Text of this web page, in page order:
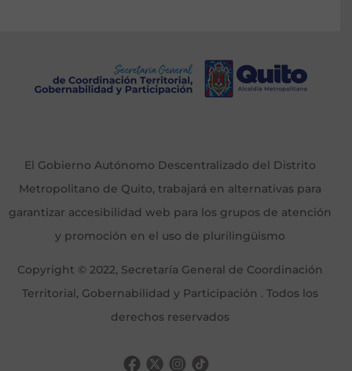
El Gobierno Autónomo Descentralizado del Distrito
Metropolitano de Quito, trabajará en alternativas para
garantizar accesibilidad web para los grupos de atención
y promoción en el uso de plurilingüismo
Copyright © 2022, Secretaría General de Coordinación
Territorial, Gobernabilidad y Participación . Todos los
derechos reservados